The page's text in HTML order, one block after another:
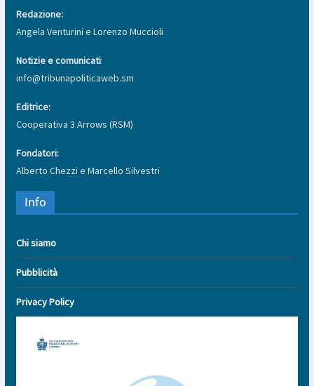
Redazione:
Angela Venturini e Lorenzo Muccioli
Notizie e comunicati:
info@tribunapoliticaweb.sm
Editrice:
Cooperativa 3 Arrows (RSM)
Fondatori:
Alberto Chezzi e Marcello Silvestri
Info
Chi siamo
Pubblicità
Privacy Policy